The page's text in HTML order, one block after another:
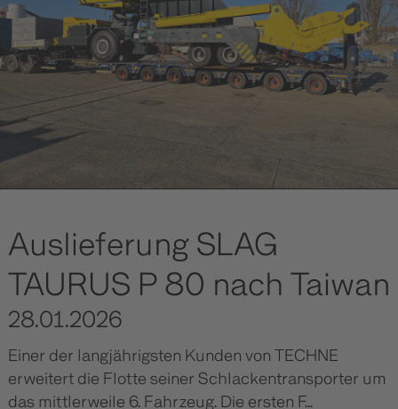
Auslieferung SLAG
TAURUS P 80 nach Taiwan
28.01.2026
Einer der langjährigsten Kunden von TECHNE
erweitert die Flotte seiner Schlackentransporter um
das mittlerweile 6. Fahrzeug. Die ersten F...